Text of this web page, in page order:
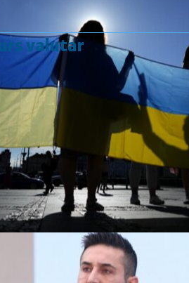
valutar
Curs valutar: 07 Aug 2026
EUR
: 5,2554 RON
+0,0041 ▲
: 4,5584 RON
+0,0077 ▲
: 5,6244 RON
+0,0023 ▲
GBP : 6,1277 RON
+0,0041 ▲
Convertor valutar
»